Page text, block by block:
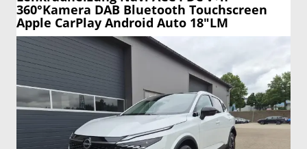
360°Kamera DAB Bluetooth Touchscreen
Apple CarPlay Android Auto 18"LM